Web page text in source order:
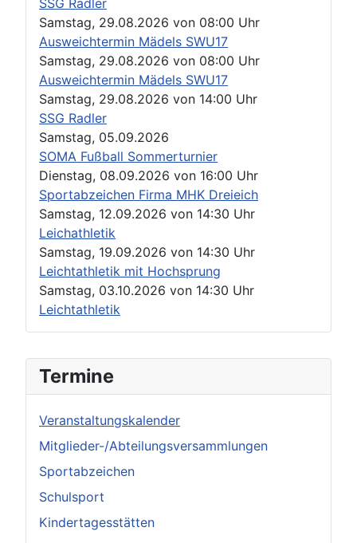
Termine
Veranstaltungskalender
Mitglieder-/Abteilungsversammlungen
Sportabzeichen
Schulsport
Kindertagesstätten
SSG Radler
Samstag, 29.08.2026 von 08:00 Uhr
Ausweichtermin Mädels SWU17
Samstag, 29.08.2026 von 08:00 Uhr
Ausweichtermin Mädels SWU17
Samstag, 29.08.2026 von 14:00 Uhr
SSG Radler
Samstag, 05.09.2026
SOMA Fußball Sommerturnier
Dienstag, 08.09.2026 von 16:00 Uhr
Sportabzeichen Firma MHK Dreieich
Samstag, 12.09.2026 von 14:30 Uhr
Leichathletik
Samstag, 19.09.2026 von 14:30 Uhr
Leichtathletik mit Hochsprung
Samstag, 03.10.2026 von 14:30 Uhr
Leichtathletik